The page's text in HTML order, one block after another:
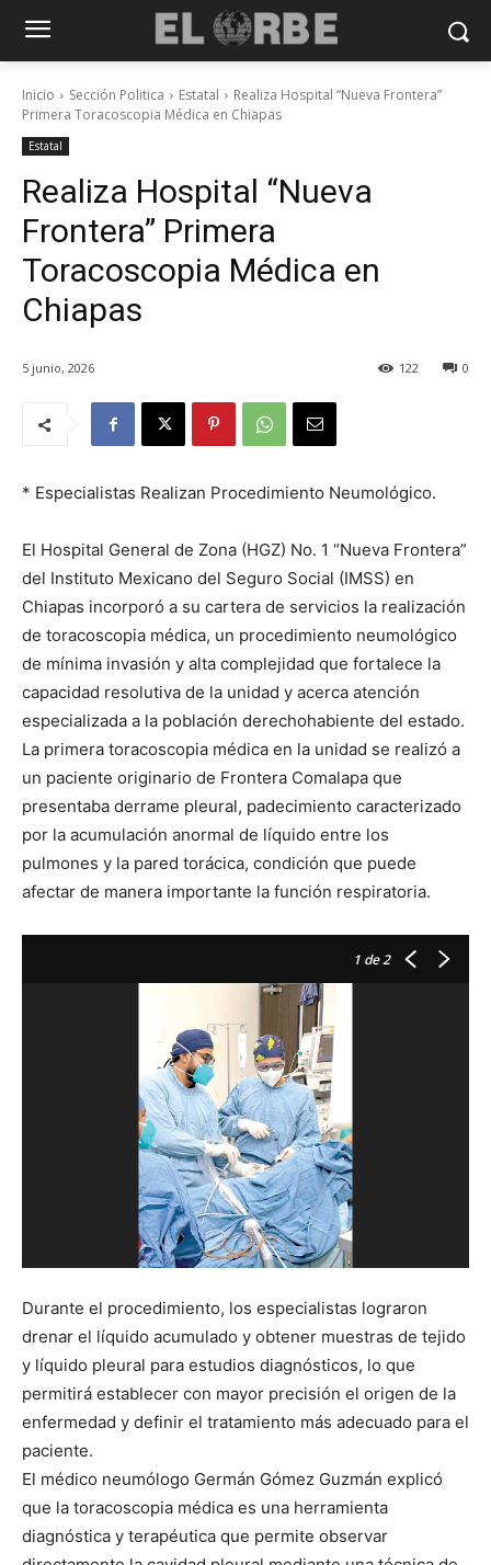
Inicio Sección Politica Estatal
Realiza Hospital “Nueva Frontera”
Primera Toracoscopia Médica en Chiapas
Estatal
Realiza Hospital “Nueva
Frontera” Primera
Toracoscopia Médica en
Chiapas
5 junio, 2026 0
122
* Especialistas Realizan Procedimiento Neumológico.
El Hospital General de Zona (HGZ) No. 1 “Nueva Frontera”
del Instituto Mexicano del Seguro Social (IMSS) en
Chiapas incorporó a su cartera de servicios la realización
de toracoscopia médica, un procedimiento neumológico
de mínima invasión y alta complejidad que fortalece la
capacidad resolutiva de la unidad y acerca atención
especializada a la población derechohabiente del estado.
La primera toracoscopia médica en la unidad se realizó a
un paciente originario de Frontera Comalapa que
presentaba derrame pleural, padecimiento caracterizado
por la acumulación anormal de líquido entre los
pulmones y la pared torácica, condición que puede
afectar de manera importante la función respiratoria.
1 de 2
Durante el procedimiento, los especialistas lograron
drenar el líquido acumulado y obtener muestras de tejido
y líquido pleural para estudios diagnósticos, lo que
permitirá establecer con mayor precisión el origen de la
enfermedad y definir el tratamiento más adecuado para el
paciente.
El médico neumólogo Germán Gómez Guzmán explicó
que la toracoscopia médica es una herramienta
diagnóstica y terapéutica que permite observar